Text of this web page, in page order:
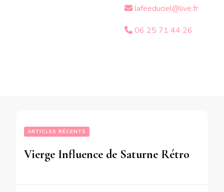
lafeeduciel@live.fr
06 25 71 44 26
ARTICLES RÉCENTS